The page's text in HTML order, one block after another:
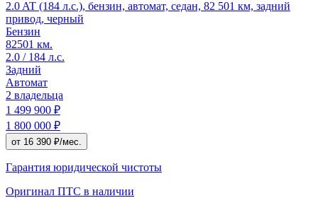
2.0 AT (184 л.с.), бензин, автомат, седан, 82 501 км, задний
привод, черный
Бензин
82501 км.
2.0 / 184 л.с.
Задний
Автомат
2 владельца
1 499 900 ₽
1 800 000 ₽
от 16 390 ₽/мес.
Гарантия юридической чистоты
Оригинал ПТС в наличии